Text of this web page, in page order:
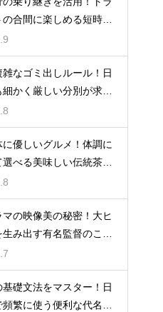
の合間に楽しめる短時間
なゴミ出しルール！日
細かく厳しい分別が求め
に優しいグルメ！体調に
選べる美味しい伝統茶の
の映像美の秘密！大ヒ
生み出す有名監督のこだ
礎文法をマスター！日
頻繁に使う便利な代名詞